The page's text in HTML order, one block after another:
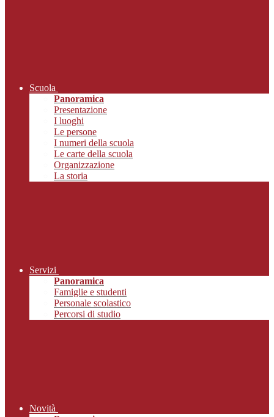
Scuola
Panoramica
Presentazione
I luoghi
Le persone
I numeri della scuola
Le carte della scuola
Organizzazione
La storia
Servizi
Panoramica
Famiglie e studenti
Personale scolastico
Percorsi di studio
Novità